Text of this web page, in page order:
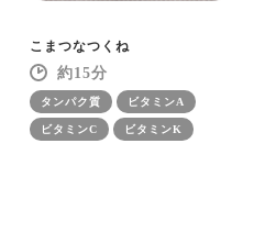
こまつなつくね
15
タンパク質 ビタミンA
ビタミンC ビタミンK